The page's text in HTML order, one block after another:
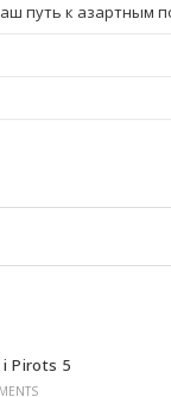
путь к азартным
Pirots 5